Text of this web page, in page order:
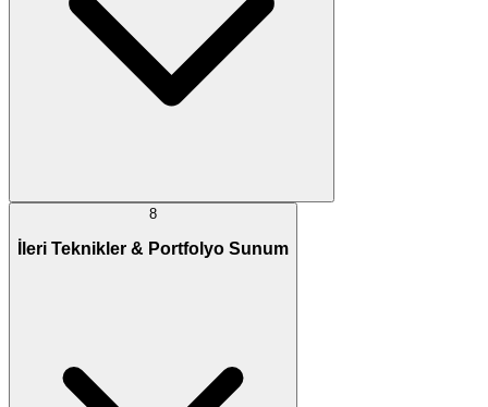
8
İleri Teknikler & Portfolyo Sunum